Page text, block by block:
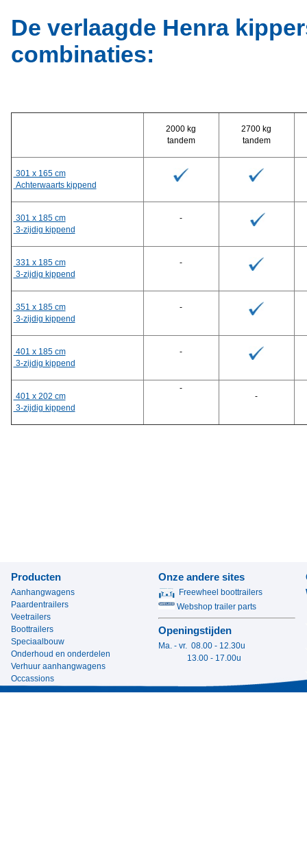
De verlaagde Henra
combinaties:
2000 kg
tandem
2700 kg
tandem
301 x 165 cm
Achterwaarts kippend
301 x 185 cm
3-zijdig kippend
-
331 x 185 cm
3-zijdig kippend
-
351 x 185 cm
3-zijdig kippend
-
401 x 185 cm
3-zijdig kippend
-
401 x 202 cm
3-zijdig kippend
-
-
Producten
Aanhangwagens
Paardentrailers
Veetrailers
Boottrailers
Speciaalbouw
Onderhoud en onderdelen
Verhuur aanhangwagens
Occassions
Onze andere sites
Freewheel boottrailers
Webshop trailer parts
Openingstijden
Ma. - vr. 08.00 - 12.30u
13.00 - 17.00u